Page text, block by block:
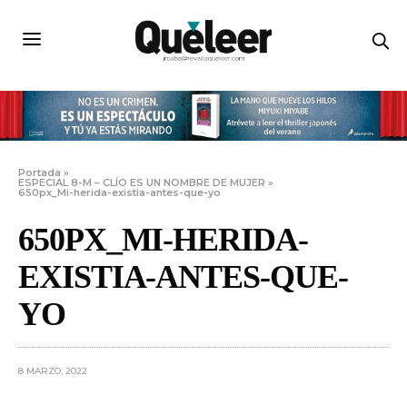
Portada »
ESPECIAL 8-M – CLÍO ES UN NOMBRE DE MUJER »
650px_Mi-herida-existia-antes-que-yo
650PX_MI-HERIDA-
EXISTIA-ANTES-QUE-
YO
8 MARZO, 2022